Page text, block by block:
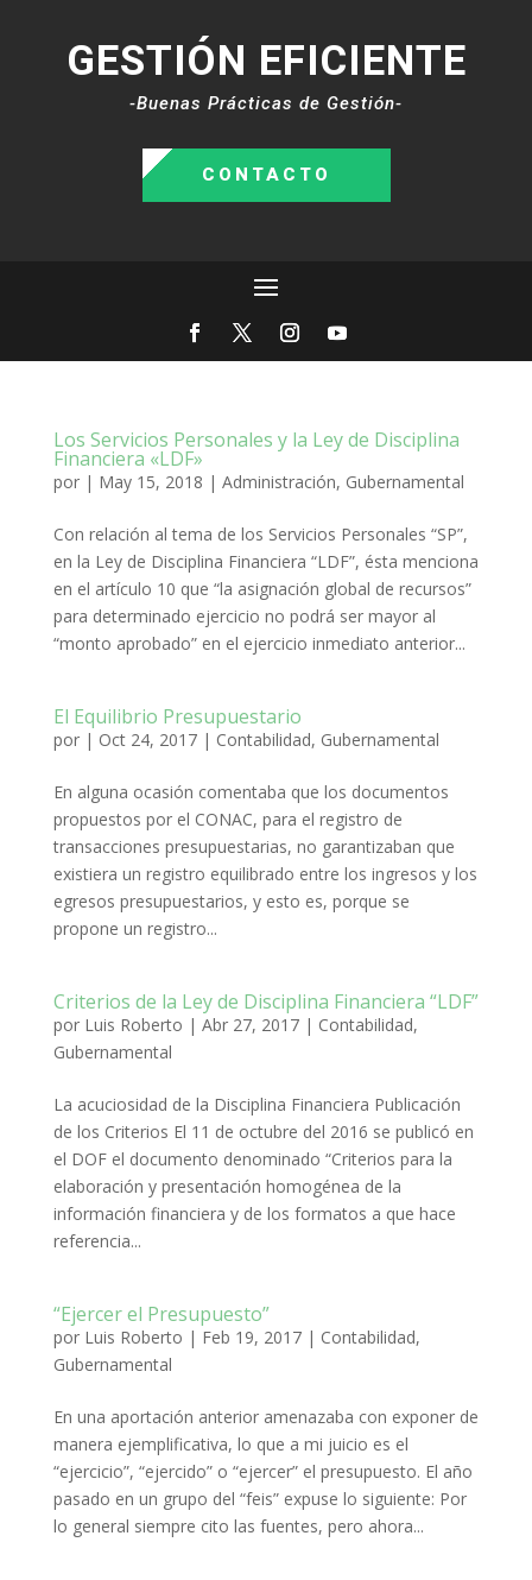
GESTIÓN EFICIENTE
-Buenas Prácticas de Gestión-
CONTACTO
Los Servicios Personales y la Ley de Disciplina
Financiera «LDF»
por | May 15, 2018 | Administración, Gubernamental
Con relación al tema de los Servicios Personales “SP”,
en la Ley de Disciplina Financiera “LDF”, ésta menciona
en el artículo 10 que “la asignación global de recursos”
para determinado ejercicio no podrá ser mayor al
“monto aprobado” en el ejercicio inmediato anterior...
El Equilibrio Presupuestario
por | Oct 24, 2017| Contabilidad, Gubernamental
En alguna ocasión comentaba que los documentos
propuestos por el CONAC, para el registro de
transacciones presupuestarias, no garantizaban que
existiera un registro equilibrado entre los ingresos y los
egresos presupuestarios, y esto es, porque se
propone un registro...
Criterios de la Ley de Disciplina Financiera “LDF”
por Luis Roberto | Abr 27, 2017| Contabilidad,
Gubernamental
La acuciosidad de la Disciplina Financiera Publicación
de los Criterios El 11 de octubre del 2016 se publicó en
el DOF el documento denominado “Criterios para la
elaboración y presentación homogénea de la
información financiera y de los formatos a que hace
referencia...
“Ejercer el Presupuesto”
por Luis Roberto | Feb 19, 2017| Contabilidad,
Gubernamental
En una aportación anterior amenazaba con exponer de
manera ejemplificativa, lo que a mi juicio es el
“ejercicio”, “ejercido” o “ejercer” el presupuesto. El año
pasado en un grupo del “feis” expuse lo siguiente: Por
lo general siempre cito las fuentes, pero ahora...